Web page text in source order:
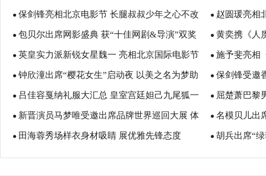
排看秀 潮流”
● 保剑锋亮相北京电影节 长腿叔叔少年之心不改 ● 赵圆瑗亮相
温婉动人
● 包贝尔出席网影盛典 获“十佳网剧&导演”双奖 ● 黄奕携《人
穿出女王范
● 英皇实力派新锐女星魏一 亮相北京国际电影节
红毯
● 施予斐亮相
睛
● 钟欣潼出席“樱花女生”启动夜 以美之名为梦助
力
● 保剑锋受邀
力量
● 吕佳容戛纳礼服大汇总 皇室宫廷妲己九尾狐一
字肩锁骨杀
● 屈楚萧巴黎
赞“时髦本人”
● 新晋演员马梦唯受邀出席品牌世界巡回大展 体
会设计师英式幽默
● 名模贝儿出
业认可
● 田海蓉秀场样衣身材吸睛 展优雅先锋态度 ● 胡兵出席“